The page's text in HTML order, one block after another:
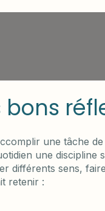
bons
une tâche
une discipline
différents sens,
retenir :